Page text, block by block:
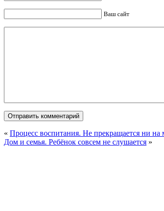
Ваш сайт
« Процесс воспитания. Не прекращается ни на
Дом и семья. Ребёнок совсем не слушается »